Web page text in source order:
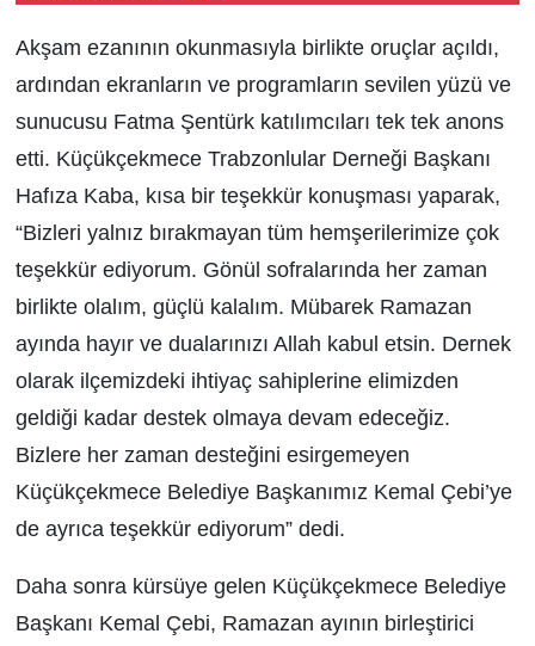
Akşam ezanının okunmasıyla birlikte oruçlar açıldı,
ardından ekranların ve programların sevilen yüzü ve
sunucusu Fatma Şentürk katılımcıları tek tek anons
etti. Küçükçekmece Trabzonlular Derneği Başkanı
Hafıza Kaba, kısa bir teşekkür konuşması yaparak,
“Bizleri yalnız bırakmayan tüm hemşerilerimize çok
teşekkür ediyorum. Gönül sofralarında her zaman
birlikte olalım, güçlü kalalım. Mübarek Ramazan
ayında hayır ve dualarınızı Allah kabul etsin. Dernek
olarak ilçemizdeki ihtiyaç sahiplerine elimizden
geldiği kadar destek olmaya devam edeceğiz.
Bizlere her zaman desteğini esirgemeyen
Küçükçekmece Belediye Başkanımız Kemal Çebi’ye
de ayrıca teşekkür ediyorum” dedi.
Daha sonra kürsüye gelen Küçükçekmece Belediye
Başkanı Kemal Çebi, Ramazan ayının birleştirici